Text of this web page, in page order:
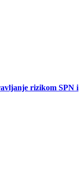
rizikom SPN i